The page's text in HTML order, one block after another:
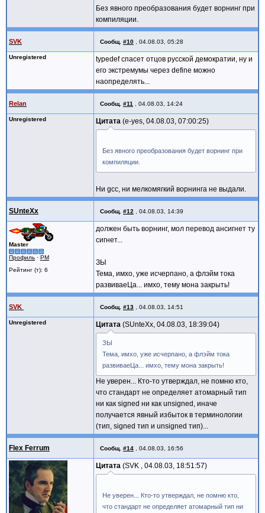
Без явного преобразования будет ворнинг при
компиляции.
SVK Сообщ. #10 04.08.03, 05:28
Unregistered
typedef спасет отцов русской демократии, ну и
его экстремумы через define можно
наопределять...
Relan Сообщ. #11 04.08.03, 14:24
Unregistered Цитата e-yes, 04.08.03, 07:00:25
Без явного преобразования будет ворнинг при
компиляции.
Ни gcc, ни мелкомягкий ворнинга не выдали.
SUnteXx Сообщ. #12 04.08.03, 14:39
Master
Профиль · PM
Рейтинг (т): 6
должен быть ворнинг, мол перевод ансигнет ту
сигнет...
ЗЫ
Тема, имхо, уже исчерпано, а флэйм тока
развиваеЦа... имхо, тему мона закрыть!
SVK Сообщ. #13 04.08.03, 14:51
Unregistered Цитата SUnteXx, 04.08.03, 18:39:04
ЗЫ
Тема, имхо, уже исчерпано, а флэйм тока
развиваеЦа... имхо, тему мона закрыть!
Не уверен... Кто-то утверждал, не помню кто,
что стандарт не определяет атомарный тип
ни как signed ни как unsigned, иначе
получается явный избыток в терминологии
(тип, signed тип и unsigned тип)...
Flex Ferrum Сообщ. #14 04.08.03, 16:56
Цитата SVK , 04.08.03, 18:51:57
Не уверен... Кто-то утверждал, не помню кто,
что стандарт не определяет атомарный тип ни